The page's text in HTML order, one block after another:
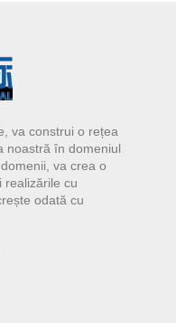
va construi o rețea
noastră în domeniul
va crea o
realizările cu
odată cu